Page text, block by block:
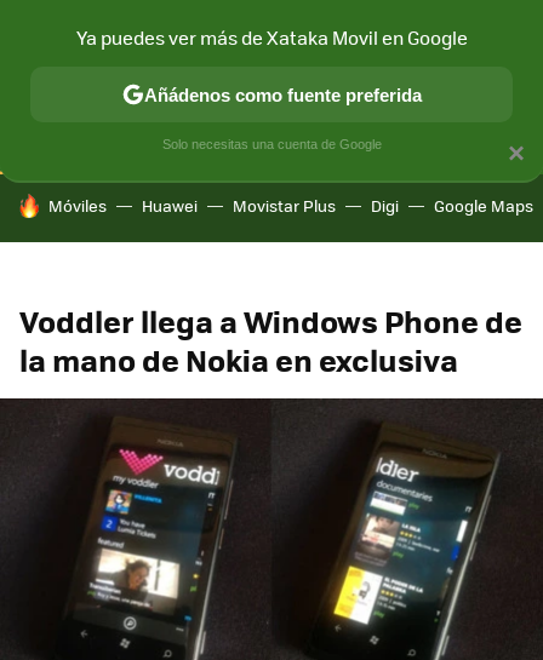
CONECTIVIDAD MÓVIL Y SOCIEDAD APLICACIONES
HOY SE HABLA DE
Móviles Huawei Movistar Plus Digi Google Maps
Voddler llega a Windows Phone de
la mano de Nokia en exclusiva
×
Ya puedes ver más de Xataka Movil en Google
Añádenos como fuente preferida
Solo necesitas una cuenta de Google